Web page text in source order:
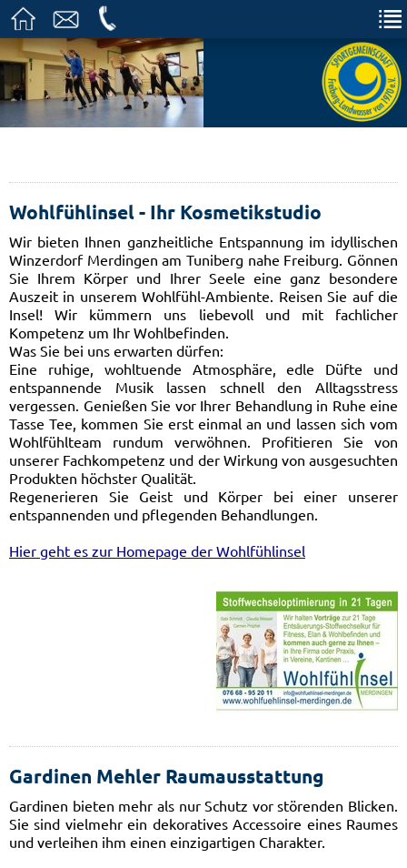
Wohlfühlinsel - Ihr Kosmetikstudio
Wir bieten Ihnen ganzheitliche Entspannung im idyllischen
Winzerdorf Merdingen am Tuniberg nahe Freiburg. Gönnen
Sie Ihrem Körper und Ihrer Seele eine ganz besondere
Auszeit in unserem Wohlfühl-Ambiente. Reisen Sie auf die
Insel! Wir kümmern uns liebevoll und mit fachlicher
Kompetenz um Ihr Wohlbefinden.
Was Sie bei uns erwarten dürfen:
Eine ruhige, wohltuende Atmosphäre, edle Düfte und
entspannende Musik lassen schnell den Alltagsstress
vergessen. Genießen Sie vor Ihrer Behandlung in Ruhe eine
Tasse Tee, kommen Sie erst einmal an und lassen sich vom
Wohlfühlteam rundum verwöhnen. Profitieren Sie von
unserer Fachkompetenz und der Wirkung von ausgesuchten
Produkten höchster Qualität.
Regenerieren Sie Geist und Körper bei einer unserer
entspannenden und pflegenden Behandlungen.
Hier geht es zur Homepage der Wohlfühlinsel
Gardinen Mehler Raumausstattung
Gardinen bieten mehr als nur Schutz vor störenden Blicken.
Sie sind vielmehr ein dekoratives Accessoire eines Raumes
und verleihen ihm einen einzigartigen Charakter.